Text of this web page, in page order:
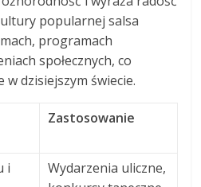
popularnej salsa
programach
społecznych, co
dzisiejszym świecie.
Zastosowanie
i
Wydarzenia uliczne,